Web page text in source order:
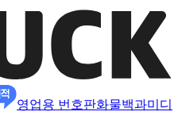
영업용 번호판화물백과미디